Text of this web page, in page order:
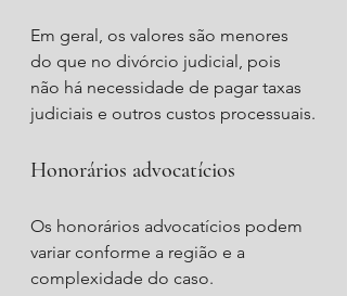
Em geral, os valores são menores
do que no divórcio judicial, pois
não há necessidade de pagar taxas
judiciais e outros custos processuais.
Honorários advocatícios
Os honorários advocatícios podem
variar conforme a região e a
complexidade do caso.